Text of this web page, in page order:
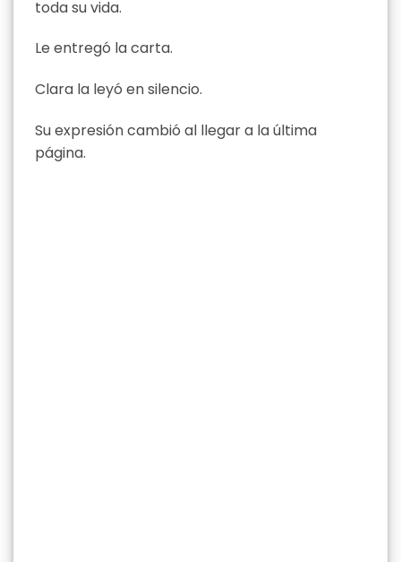
toda su vida.
Le entregó la carta.
Clara la leyó en silencio.
Su expresión cambió al llegar a la última
página.